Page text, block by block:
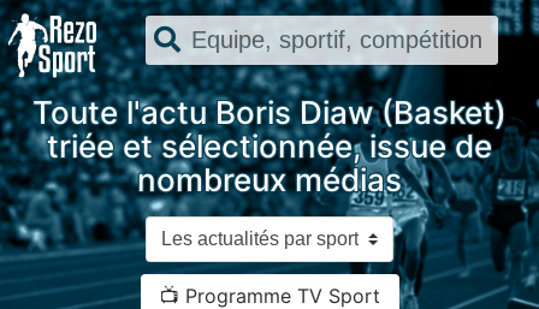
Toute l'actu Boris Diaw (Basket)
triée et sélectionnée, issue de
nombreux médias
📺 Programme TV Sport